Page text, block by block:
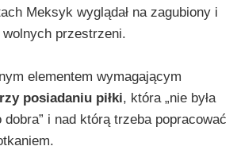
Meksyk wyglądał na zagubiony i
wolnych przestrzeni.
elementem wymagającym
posiadaniu piłki, która „nie była
i nad którą trzeba popracować